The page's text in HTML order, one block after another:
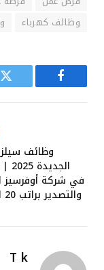
وظائف كهرباء
فيسبوك
وظائف
في شركة أوفرسيز
والتصدير براتب 20 الف جنيه
T k